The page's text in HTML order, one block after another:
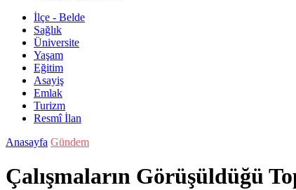
İlçe - Belde
Sağlık
Üniversite
Yaşam
Eğitim
Asayiş
Emlak
Turizm
Resmî İlan
Anasayfa Gündem
Çalışmaların Görüşüldüğü